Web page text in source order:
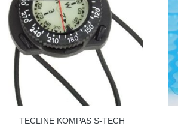
TECLINE KOMPAS S-TECH